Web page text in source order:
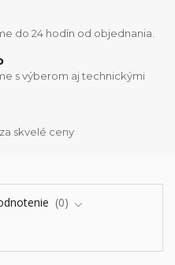
do 24 hodín od objednania.
s výberom aj technickými
skvelé ceny
0